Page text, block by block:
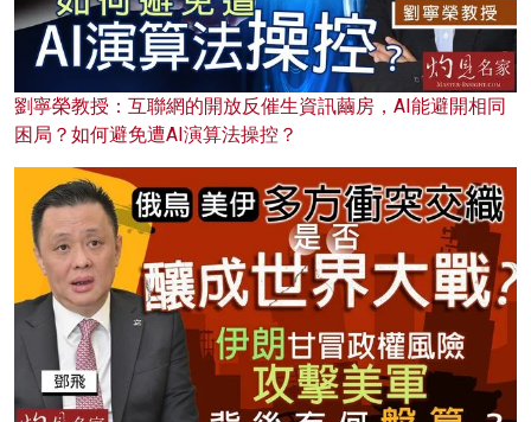
劉寧榮教授：互聯網的開放反催生資訊繭房，AI能避開相同
困局？如何避免遭AI演算法操控？